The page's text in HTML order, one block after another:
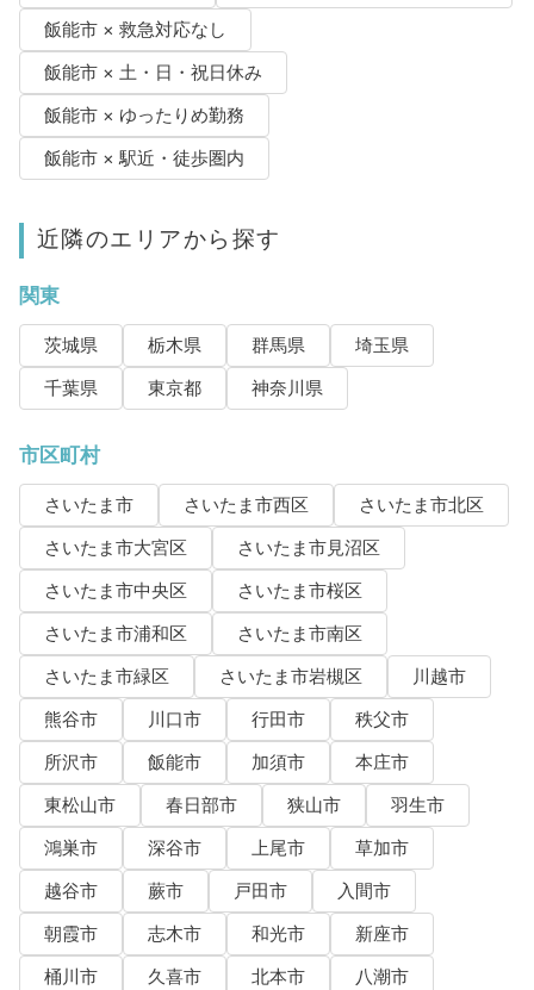
飯能市 × 救急対応なし
飯能市 × 土・日・祝日休み
飯能市 × ゆったりめ勤務
飯能市 × 駅近・徒歩圏内
近隣のエリアから探す
関東
茨城県 栃木県 群馬県
埼玉県
千葉県
東京都 神奈川県
市区町村
さいたま市 さいたま市西区
さいたま市北区
さいたま市大宮区
さいたま市見沼区
さいたま市中央区
さいたま市桜区
さいたま市浦和区
さいたま市南区
さいたま市緑区
さいたま市岩槻区
川越市
熊谷市
川口市 行田市
秩父市
所沢市
飯能市 加須市
本庄市
東松山市
春日部市 狭山市
羽生市
鴻巣市
深谷市 上尾市
草加市
越谷市
蕨市 戸田市
入間市
朝霞市
志木市 和光市
新座市
桶川市
久喜市 北本市
八潮市